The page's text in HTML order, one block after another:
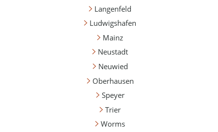
Langenfeld
Ludwigshafen
Mainz
Neustadt
Neuwied
Oberhausen
Speyer
Trier
Worms